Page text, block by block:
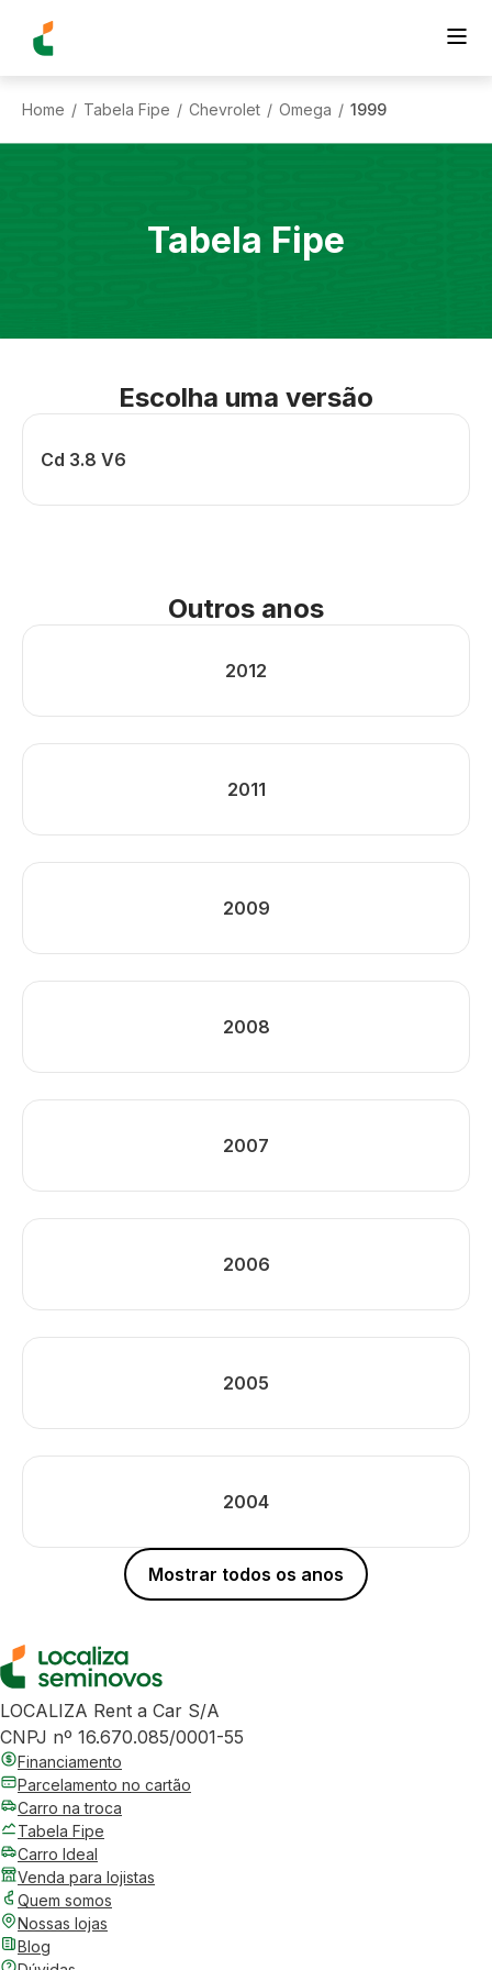
Home / Tabela Fipe / Chevrolet / Omega / 1999
Tabela Fipe
Escolha uma versão
Cd 3.8 V6
Outros anos
2012
2011
2009
2008
2007
2006
2005
2004
Mostrar todos os anos
LOCALIZA Rent a Car S/A
CNPJ nº 16.670.085/0001-55
Financiamento
Parcelamento no cartão
Carro na troca
Tabela Fipe
Carro Ideal
Venda para lojistas
Quem somos
Nossas lojas
Blog